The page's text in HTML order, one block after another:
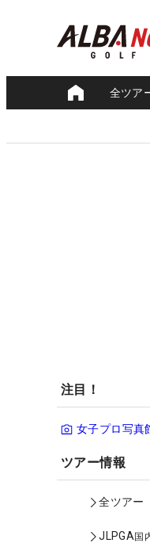
全ツア
注目！
女子プロ写真
ツアー情報
全ツアー
JLPGA国